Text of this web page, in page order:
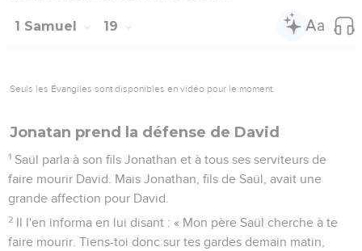
1 Samuel 19
Seuls les Évangiles sont disponibles en vidéo pour le moment.
Jonatan prend la défense de David
1 Saül parla à son fils Jonathan et à tous ses serviteurs de
faire mourir David. Mais Jonathan, fils de Saül, avait une
grande affection pour David.
2 Il l'en informa en lui disant : « Mon père Saül cherche à te
faire mourir. Tiens-toi donc sur tes gardes demain matin,